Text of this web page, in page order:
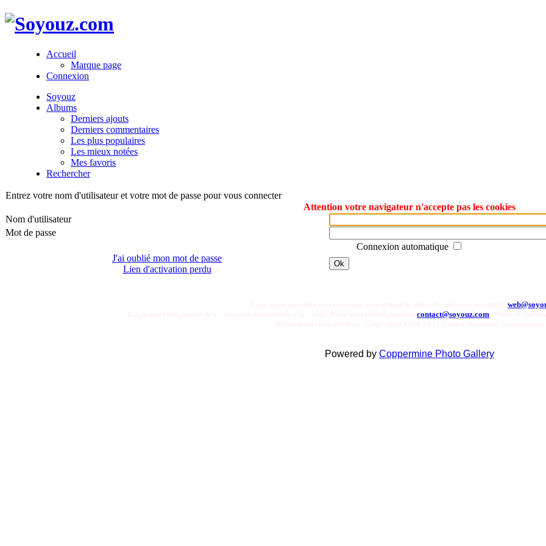
Accueil
Marque page
Connexion
Soyouz
Albums
Derniers ajouts
Derniers commentaires
Les plus populaires
Les mieux notées
Mes favoris
Rechercher
Entrez votre nom d'utilisateur et votre mot de passe pour vous connecter
Attention votre navigateur n'accepte pas les cookies
Nom d'utilisateur
Mot de passe
Connexion automatique
J'ai oublié mon mot de passe
Lien d'activation perdu
Ok
contact@soyouz.com
Powered by Coppermine Photo Gallery